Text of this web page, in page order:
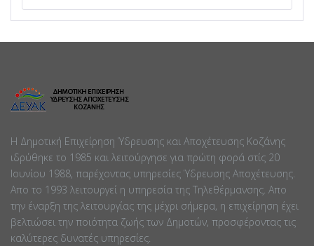
Η Δημοτική Επιχείρηση Ύδρευσης και Αποχέτευσης Κοζάνης
ιδρύθηκε το 1985 και λειτούργησε για πρώτη φορά στίς 20
Ιουνίου 1988, παρέχοντας υπηρεσίες Ύδρευσης Αποχέτευσης.
Απο το 1993 λειτουργεί η υπηρεσία της Τηλεθέρμανσης. Απο
την έναρξη της λειτουργίας της μέχρι σήμερα, η επιχείρηση έχει
βελτιώσει την ποιότητα ζωής των Δημοτών, προσφέροντας τις
καλύτερες δυνατές υπηρεσίες.